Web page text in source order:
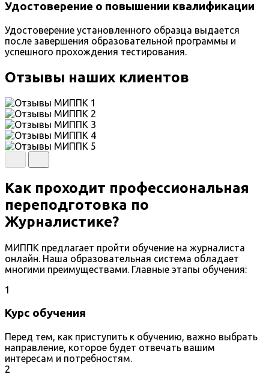
Удостоверение о повышении квалификации
Удостоверение установленного образца выдается
после завершения образовательной программы и
успешного прохождения тестирования.
Отзывы наших клиентов
Как проходит профессиональная
переподготовка по
Журналистике?
МИППК предлагает пройти обучение на журналиста
онлайн. Наша образовательная система обладает
многими преимуществами. Главные этапы обучения:
1
Курс обучения
Перед тем, как приступить к обучению, важно выбрать
направление, которое будет отвечать вашим
интересам и потребностям.
2